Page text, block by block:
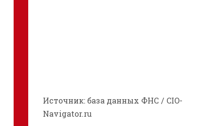
Источник: база данных ФНС / CIO-
Navigator.ru